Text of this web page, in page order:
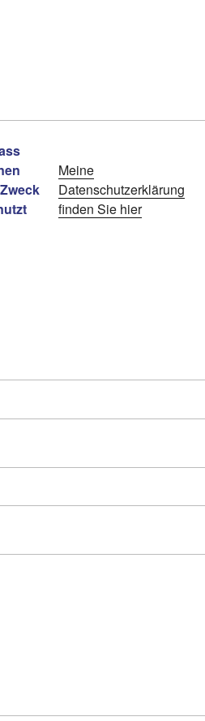
Meine
Datenschutzerklärung
finden Sie hier